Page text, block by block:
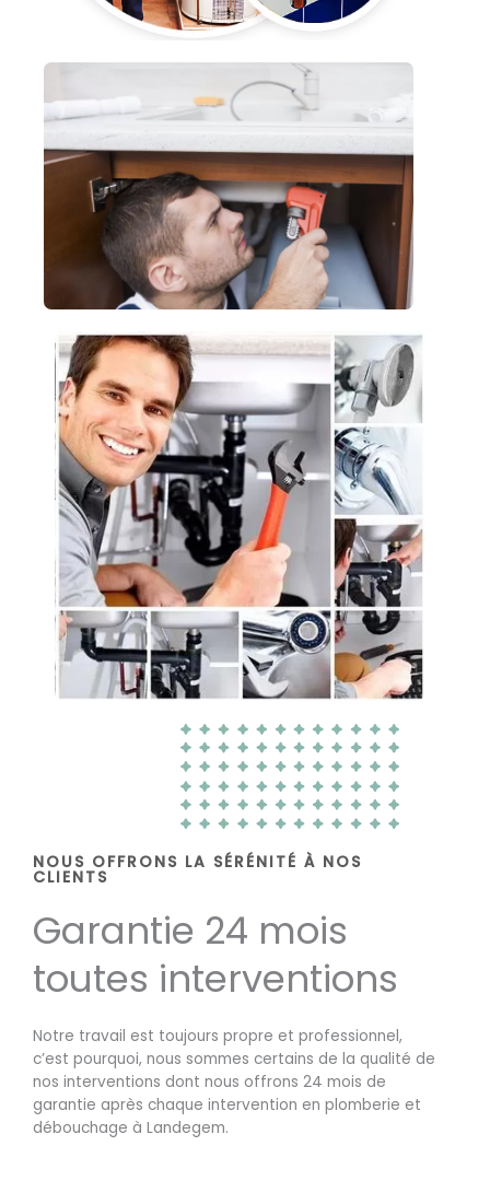
NOUS OFFRONS LA SÉRÉNITÉ À NOS
CLIENTS
Garantie 24 mois
toutes interventions
Notre travail est toujours propre et professionnel,
c’est pourquoi, nous sommes certains de la qualité de
nos interventions dont nous offrons 24 mois de
garantie après chaque intervention en plomberie et
débouchage à Landegem.